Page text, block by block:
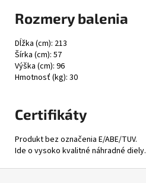
Rozmery balenia
Dĺžka (cm): 213
Šírka (cm): 57
Výška (cm): 96
Hmotnosť (kg): 30
Certifikáty
Produkt bez označenia E/ABE/TUV.
Ide o vysoko kvalitné náhradné diely.